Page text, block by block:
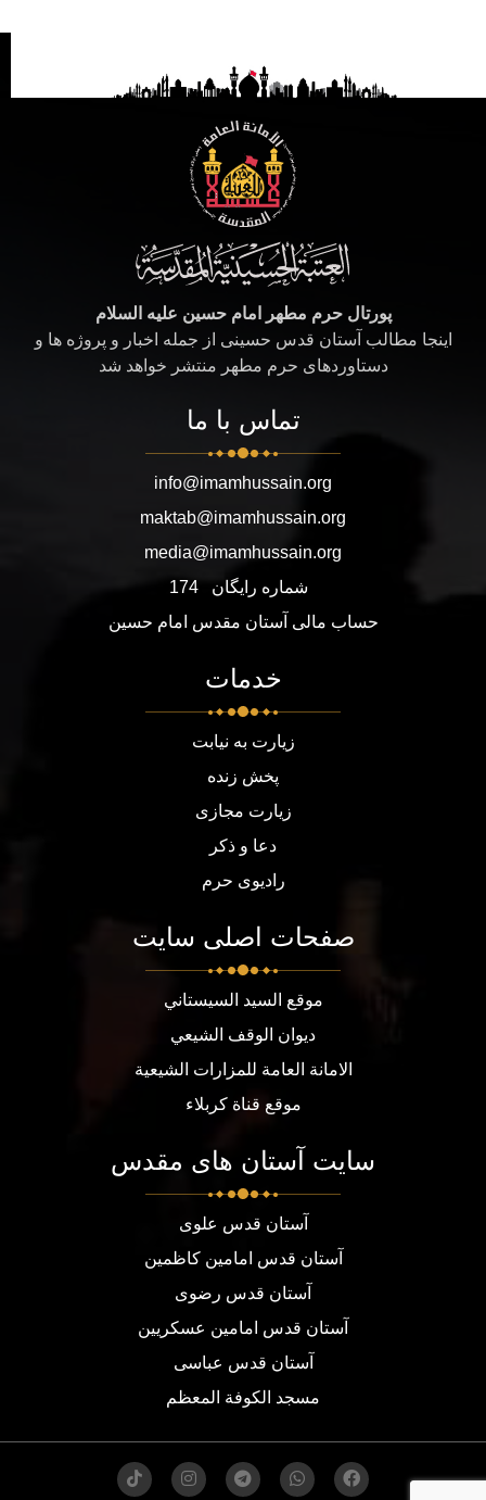
پورتال حرم مطهر امام حسین علیه السلام
اینجا مطالب آستان قدس حسینی از جمله اخبار و پروژه ها و
دستاوردهای حرم مطهر منتشر خواهد شد
تماس با ما
info@imamhussain.org
maktab@imamhussain.org
media@imamhussain.org
شماره رایگان
174
حساب مالی آستان مقدس امام حسین
خدمات
زیارت به نیابت
پخش زنده
زیارت مجازی
دعا و ذکر
رادیوی حرم
صفحات اصلی سایت
موقع السيد السيستاني
ديوان الوقف الشيعي
الامانة العامة للمزارات الشيعية
موقع قناة كربلاء
سایت آستان های مقدس
آستان قدس علوی
آستان قدس امامین کاظمین
آستان قدس رضوی
آستان قدس امامین عسکریین
آستان قدس عباسی
مسجد الكوفة المعظم